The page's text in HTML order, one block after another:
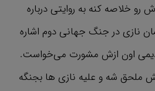
رو خلاصه کنه به روایتی درباره
نازی در جنگ جهانی دوم اشاره
اون ازش مشورت می‌خواست.
ملحق شه و علیه نازی ها بجنگه